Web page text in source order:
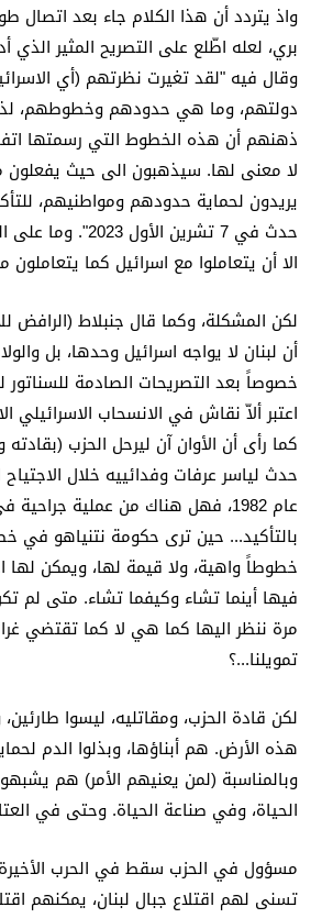
واذ يتردد أن هذا الكلام جاء بعد اتصال
بري، لعله اطّلع على التصريح المثير الذي
وقال فيه "لقد تغيرت نظرتهم (أي
دولتهم، وما هي حدودهم وخطوطهم،
ذهنهم أن هذه الخطوط التي رسمتها
لا معنى لها. سيذهبون الى حيث يفعلون
يريدون لحماية حدودهم ومواطنيهم،
حدث في 7 تشرين الأول
الا أن يتعاملوا مع اسرائيل كما يتعاملون
لكن المشكلة، وكما قال جنبلاط (الرافض
أن لبنان لا يواجه اسرائيل وحدها، بل
خصوصاً بعد التصريحات الصادمة
اعتبر ألاّ نقاش في الانسحاب الاسرائيلي
كما رأى أن الأوان آن ليرحل الحزب (بقادته
حدث لياسر عرفات وفدائييه خلال الاجتياح
عام 1982، فهل هناك من عملية
بالتأكيد... حين ترى حكومة نتنياهو في
خطوطاً واهية، ولا قيمة لها، ويمكن لها
فيها أينما تشاء وكيفما تشاء. متى لم
مرة ننظر اليها كما هي لا كما تقتضي
تمويلنا...؟
لكن قادة الحزب، ومقاتليه، ليسوا
هذه الأرض. هم أبناؤها، وبذلوا الدم
وبالمناسبة (لمن يعنيهم الأمر) هم
الحياة، وفي صناعة الحياة. وحتى في
مسؤول في الحزب سقط في الحرب الأخيرة
تسنى لهم اقتلاع جبال لبنان، يمكنهم